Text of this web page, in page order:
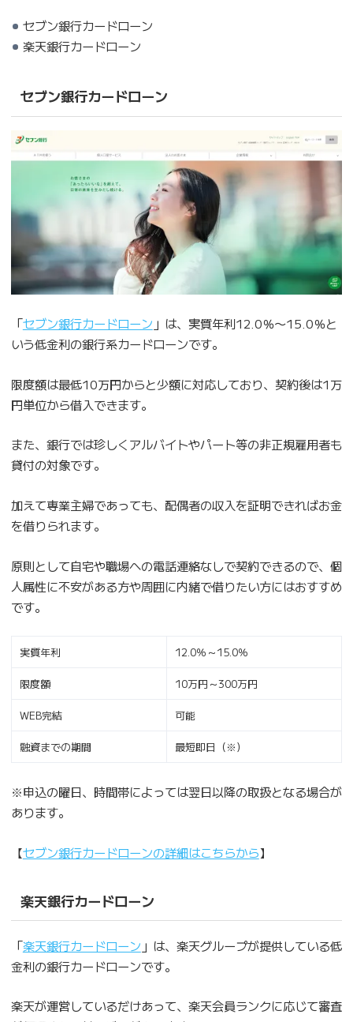
セブン銀行カードローン
楽天銀行カードローン
セブン銀行カードローン
「セブン銀行カードローン 」は、実質年利12.0％〜15.0％と
いう低金利の銀行系カードローンです。
限度額は最低10万円からと少額に対応しており、契約後は1万
円単位から借入できます。
また、銀行では珍しくアルバイトやパート等の非正規雇用者も
貸付の対象です。
加えて専業主婦であっても、配偶者の収入を証明できればお金
を借りられます。
原則として自宅や職場への電話連絡なしで契約できるので、個
人属性に不安がある方や周囲に内緒で借りたい方にはおすすめ
です。
実質年利 12.0％～15.0％
限度額 10万円～300万円
WEB完結 可能
融資までの期間 最短即日（※）
※申込の曜日、時間帯によっては翌日以降の取扱となる場合が
あります。
【セブン銀行カードローンの詳細はこちらから】
楽天銀行カードローン
「楽天銀行カードローン 」は、楽天グループが提供している低
金利の銀行カードローンです。
楽天が運営しているだけあって、楽天会員ランクに応じて審査